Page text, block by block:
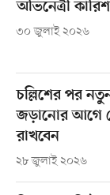
অভিনেত্রী
৩০ জুলাই ২০২৬
চল্লিশের পর
জড়ানোর আগে
রাখবেন
২৮ জুলাই ২০২৬